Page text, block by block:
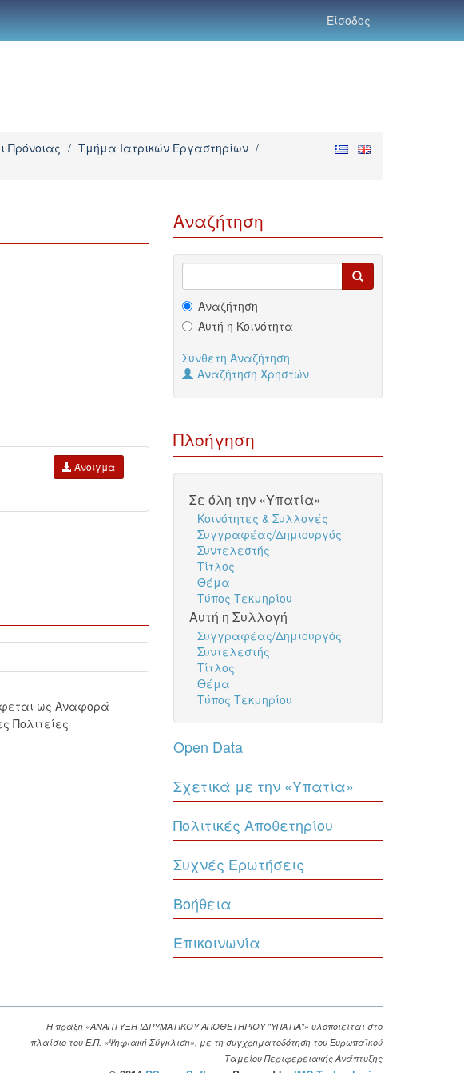
Είσοδος
Πρόνοιας / Τμήμα Ιατρικών Εργαστηρίων /
Άνοιγμα
ως Αναφορά
Πολιτείες
Αναζήτηση
Αναζήτηση
Αυτή η Κοινότητα
Σύνθετη Αναζήτηση
Αναζήτηση Χρηστών
Πλοήγηση
Σε όλη την «Υπατία»
Κοινότητες & Συλλογές
Συγγραφέας/Δημιουργός
Συντελεστής
Τίτλος
Θέμα
Τύπος Τεκμηρίου
Αυτή η Συλλογή
Συγγραφέας/Δημιουργός
Συντελεστής
Τίτλος
Θέμα
Τύπος Τεκμηρίου
Open Data
Σχετικά με την «Υπατία»
Πολιτικές Αποθετηρίου
Συχνές Ερωτήσεις
Βοήθεια
Επικοινωνία
Η πράξη «ΑΝΑΠΤΥΞΗ ΙΔΡΥΜΑΤΙΚΟΥ ΑΠΟΘΕΤΗΡΙΟΥ "ΥΠΑΤΙΑ"» υλοποιείται στο
πλαίσιο του Ε.Π. «Ψηφιακή Σύγκλιση», με τη συγχρηματοδότηση του Ευρωπαϊκού
Ταμείου Περιφερειακής Ανάπτυξης